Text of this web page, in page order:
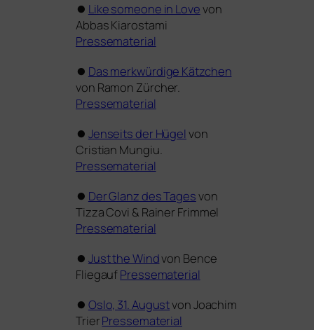
⏺ Like someone in Lovevon
Abbas Kiarostami
Pressematerial
⏺ Das merk­wür­di­ge Kätzchen
von Ramon Zürcher.
Pressematerial
⏺ Jenseits der Hügel von
Cristian Mungiu.
Pressematerial
⏺ Der Glanz des Tagesvon
Tizza Covi & Rainer Frimmel
Pressematerial
⏺ Just the Windvon Bence
FliegaufPressematerial
⏺ Oslo, 31. Augustvon Joachim
TrierPressematerial